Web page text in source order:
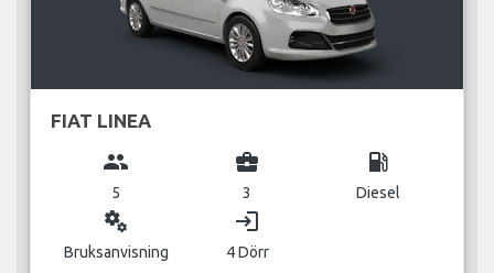
FIAT LINEA
group
5
business_center
3
local_gas_station
Diesel
miscellaneous_services
Bruksanvisning
login
4 Dörr